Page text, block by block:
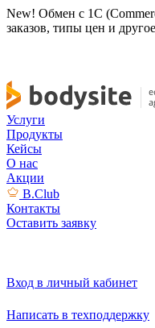
New! Обмен с 1С
заказов, типы цен и
Услуги
Продукты
Кейсы
О нас
Акции
B.Club
Контакты
Оставить заявку
Вход в личный кабинет
Написать в техподдержку